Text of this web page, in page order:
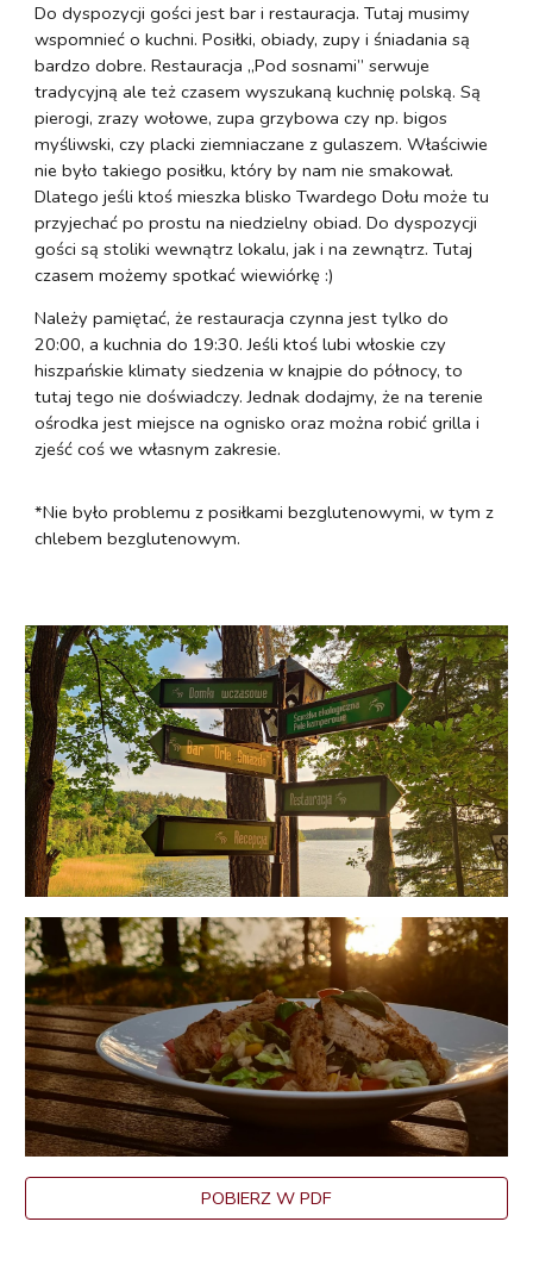
Do dyspozycji gości jest bar i restauracja. Tutaj musimy
wspomnieć o kuchni. Posiłki, obiady, zupy i śniadania są
bardzo dobre. Restauracja „Pod sosnami” serwuje
tradycyjną ale też czasem wyszukaną kuchnię polską. Są
pierogi, zrazy wołowe, zupa grzybowa czy np. bigos
myśliwski, czy placki ziemniaczane z gulaszem. Właściwie
nie było takiego posiłku, który by nam nie smakował.
Dlatego jeśli ktoś mieszka blisko Twardego Dołu może tu
przyjechać po prostu na niedzielny obiad. Do dyspozycji
gości są stoliki wewnątrz lokalu, jak i na zewnątrz. Tutaj
czasem możemy spotkać wiewiórkę :)
Należy pamiętać, że restauracja czynna jest tylko do
20:00, a kuchnia do 19:30. Jeśli ktoś lubi włoskie czy
hiszpańskie klimaty siedzenia w knajpie do północy, to
tutaj tego nie doświadczy. Jednak dodajmy, że na terenie
ośrodka jest miejsce na ognisko oraz można robić grilla i
zjeść coś we własnym zakresie.
*Nie było problemu z posiłkami bezglutenowymi, w tym z
chlebem bezglutenowym.
POBIERZ W PDF